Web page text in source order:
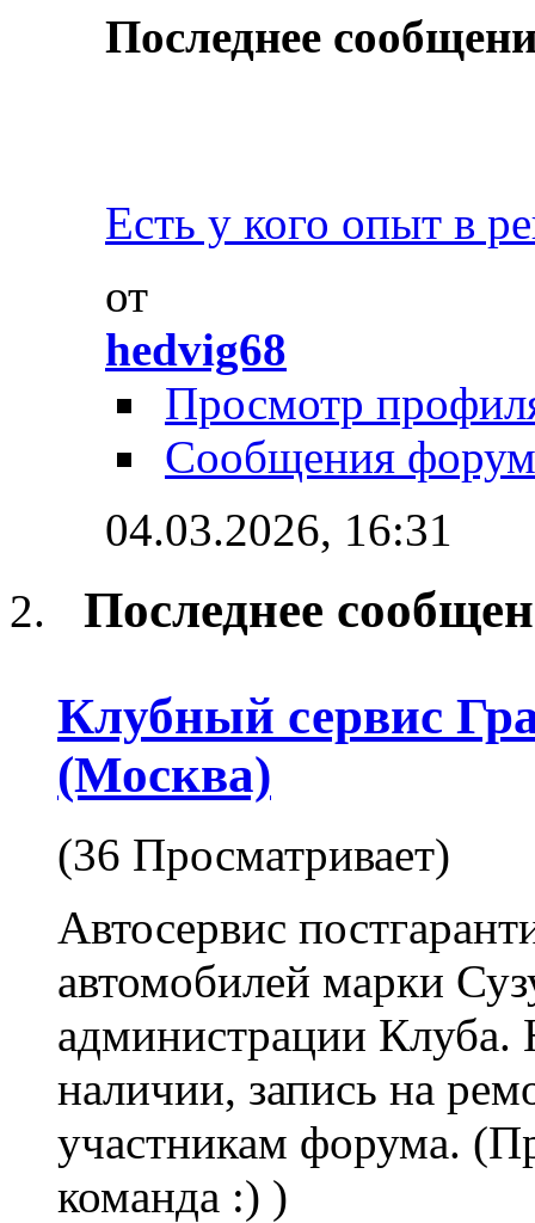
Последнее
Есть у кого опыт в
от
hedvig68
Просмотр
Сообщения
04.03.2026, 16:31
Последнее
Клубный сервис
(Москва)
(36 Просматривает)
Автосервис
автомобилей марки
администрации Клуба.
наличии, запись на
участникам форума.
команда :) )